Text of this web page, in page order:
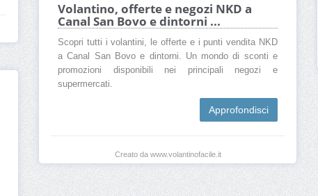
Volantino, offerte e negozi NKD a
Canal San Bovo e dintorni ...
Scopri tutti i volantini, le offerte e i punti vendita NKD
a Canal San Bovo e dintorni. Un mondo di sconti e
promozioni disponibili nei principali negozi e
supermercati.
Approfondisci
Creato da www.volantinofacile.it